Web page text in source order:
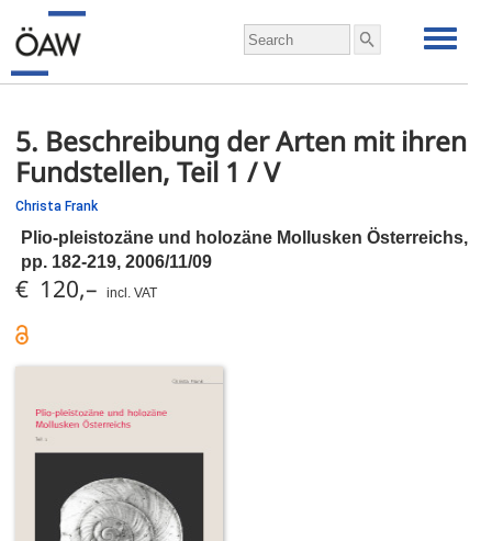
5. Beschreibung der Arten mit ihren
Fundstellen, Teil 1 / V
Christa Frank
Plio-pleistozäne und holozäne Mollusken Österreichs,
pp. 182-219, 2006/11/09
€ 120,– incl. VAT